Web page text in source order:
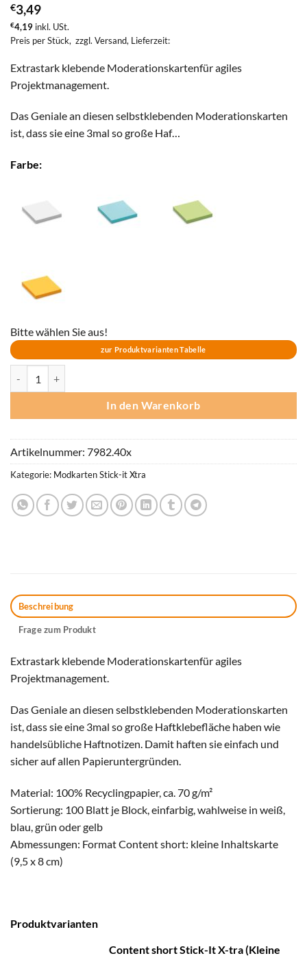
€3,49
€4,19 inkl. USt.
Preis per Stück, zzgl. Versand, Lieferzeit:
Extrastark klebende Moderationskartenfür agiles
Projektmanagement.
Das Geniale an diesen selbstklebenden Moderationskarten
ist, dass sie eine 3mal so große Haf…
Farbe:
Bitte wählen Sie aus!
zur Produktvarianten Tabelle
In den Warenkorb
Artikelnummer: 7982.40x
Kategorie: Modkarten Stick-it Xtra
Beschreibung
Frage zum Produkt
Extrastark klebende Moderationskartenfür agiles
Projektmanagement.
Das Geniale an diesen selbstklebenden Moderationskarten
ist, dass sie eine 3mal so große Haftklebefläche haben wie
handelsübliche Haftnotizen. Damit haften sie einfach und
sicher auf allen Papieruntergründen.
Material: 100% Recyclingpapier, ca. 70 g/m²
Sortierung: 100 Blatt je Block, einfarbig, wahlweise in weiß,
blau, grün oder gelb
Abmessungen: Format Content short: kleine Inhaltskarte
(9,5 x 8 cm)
Produktvarianten
Content short Stick-It X-tra (Kleine